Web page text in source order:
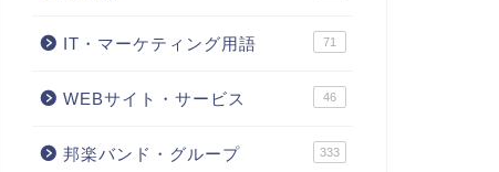
IT・マーケティング用語 71
WEBサイト・サービス 46
邦楽バンド・グループ 333